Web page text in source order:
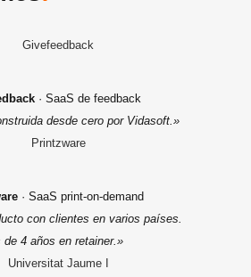
· SaaS de feedback
desde cero por Vidasoft.»
· SaaS print-on-demand
con clientes en varios países.
de 4 años en retainer.»